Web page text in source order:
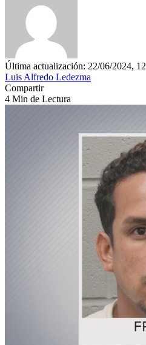
Última actualización: 22/06/2024, 12
Luis Alfredo Ledezma
Compartir
4 Min de Lectura